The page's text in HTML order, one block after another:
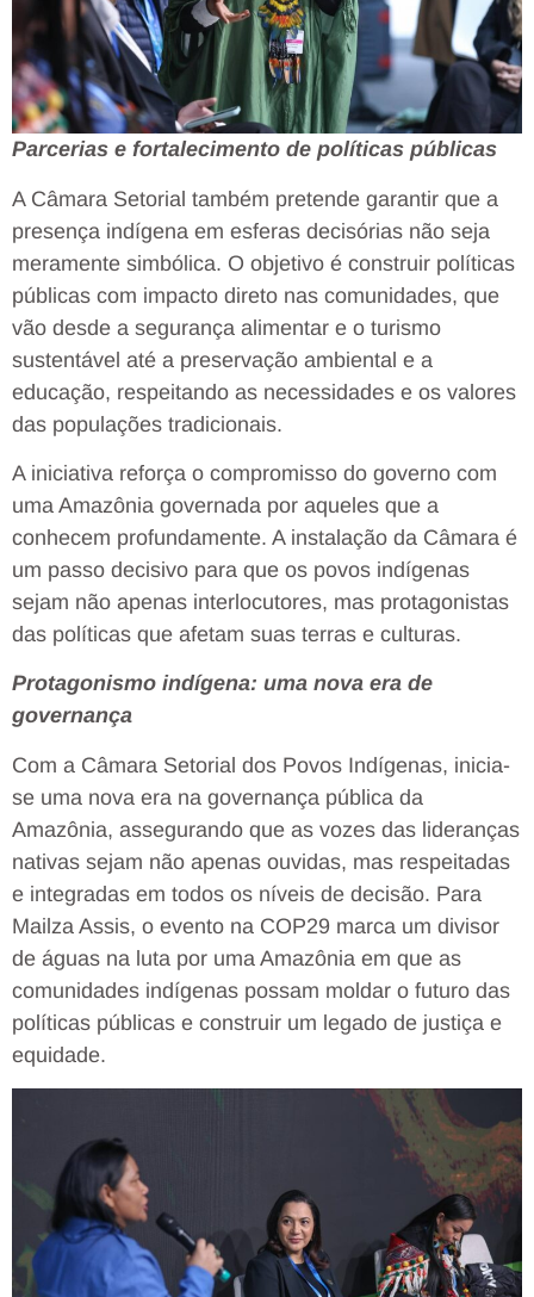
Parcerias e fortalecimento de políticas públicas
A Câmara Setorial também pretende garantir que a
presença indígena em esferas decisórias não seja
meramente simbólica. O objetivo é construir políticas
públicas com impacto direto nas comunidades, que
vão desde a segurança alimentar e o turismo
sustentável até a preservação ambiental e a
educação, respeitando as necessidades e os valores
das populações tradicionais.
A iniciativa reforça o compromisso do governo com
uma Amazônia governada por aqueles que a
conhecem profundamente. A instalação da Câmara é
um passo decisivo para que os povos indígenas
sejam não apenas interlocutores, mas protagonistas
das políticas que afetam suas terras e culturas.
Protagonismo indígena: uma nova era de
governança
Com a Câmara Setorial dos Povos Indígenas, inicia-
se uma nova era na governança pública da
Amazônia, assegurando que as vozes das lideranças
nativas sejam não apenas ouvidas, mas respeitadas
e integradas em todos os níveis de decisão. Para
Mailza Assis, o evento na COP29 marca um divisor
de águas na luta por uma Amazônia em que as
comunidades indígenas possam moldar o futuro das
políticas públicas e construir um legado de justiça e
equidade.